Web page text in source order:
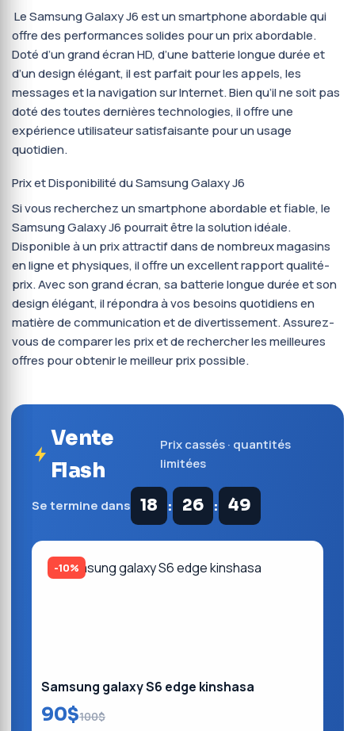
Le Samsung Galaxy J6 est un smartphone abordable qui
offre des performances solides pour un prix abordable.
Doté d’un grand écran HD, d’une batterie longue durée et
d’un design élégant, il est parfait pour les appels, les
messages et la navigation sur Internet. Bien qu’il ne soit pas
doté des toutes dernières technologies, il offre une
expérience utilisateur satisfaisante pour un usage
quotidien.
Prix et Disponibilité du Samsung Galaxy J6
Si vous recherchez un smartphone abordable et fiable, le
Samsung Galaxy J6 pourrait être la solution idéale.
Disponible à un prix attractif dans de nombreux magasins
en ligne et physiques, il offre un excellent rapport qualité-
prix. Avec son grand écran, sa batterie longue durée et son
design élégant, il répondra à vos besoins quotidiens en
matière de communication et de divertissement. Assurez-
vous de comparer les prix et de rechercher les meilleures
offres pour obtenir le meilleur prix possible.
Vente
Flash
Prix cassés · quantités
limitées
Se termine dans 18 : 26 : 49
-10%
Samsung galaxy S6 edge kinshasa
90$100$